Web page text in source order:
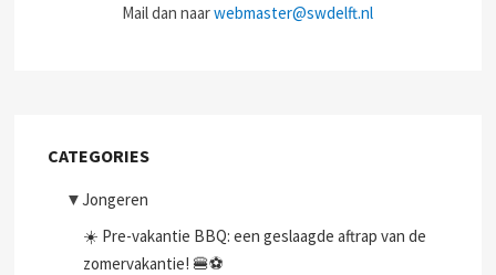
Mail dan naarwebmaster@swdelft.nl
CATEGORIES
▼Jongeren
☀️ Pre-vakantie BBQ: een geslaagde aftrap van de
zomervakantie! 🍔⚽